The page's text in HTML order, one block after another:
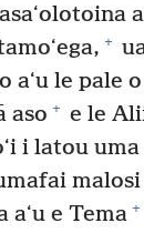
+
aʻu le pale
aso + e le
i latou
malosi
aʻu e Tema +